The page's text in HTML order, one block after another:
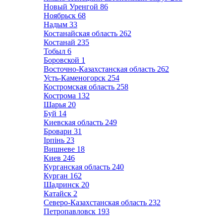
Новый Уренгой 86
Ноябрьск 68
Надым 33
Костанайская область 262
Костанай 235
Тобыл 6
Боровской 1
Восточно-Казахстанская область 262
Усть-Каменогорск 254
Костромская область 258
Кострома 132
Шарья 20
Буй 14
Киевская область 249
Бровари 31
Ірпінь 23
Вишневе 18
Киев 246
Курганская область 240
Курган 162
Шадринск 20
Катайск 2
Северо-Казахстанская область 232
Петропавловск 193